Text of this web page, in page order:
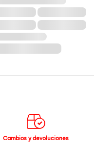
Cambios y devoluciones